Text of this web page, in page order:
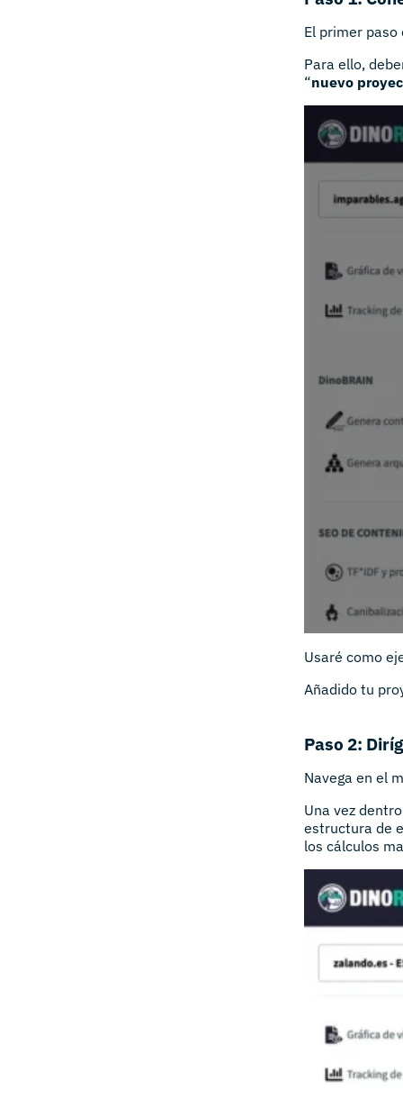
El primer
Para ello,
“nuevo
Usaré como
Añadido tu
Paso 2:
Navega en el
Una vez
estructura de
los cálculos